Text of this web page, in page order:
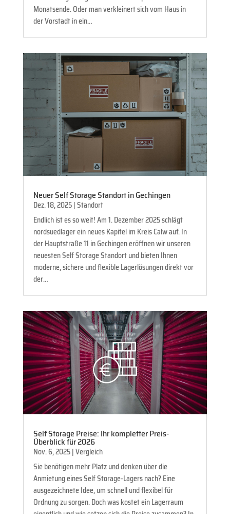
Monatsende. Oder man verkleinert sich vom Haus in
der Vorstadt in ein…
Neuer Self Storage Standort in Gechingen
Dez. 18, 2025|Standort
Endlich ist es so weit! Am 1. Dezember 2025 schlägt
nordsuedlager ein neues Kapitel im Kreis Calw auf. In
der Hauptstraße 11 in Gechingen eröffnen wir unseren
neuesten Self Storage Standort und bieten Ihnen
moderne, sichere und flexible Lagerlösungen direkt vor
der…
Self Storage Preise: Ihr kompletter Preis-
Überblick für 2026
Nov. 6, 2025|Vergleich
Sie benötigen mehr Platz und denken über die
Anmietung eines Self Storage-Lagers nach? Eine
ausgezeichnete Idee, um schnell und flexibel für
Ordnung zu sorgen. Doch was kostet ein Lagerraum